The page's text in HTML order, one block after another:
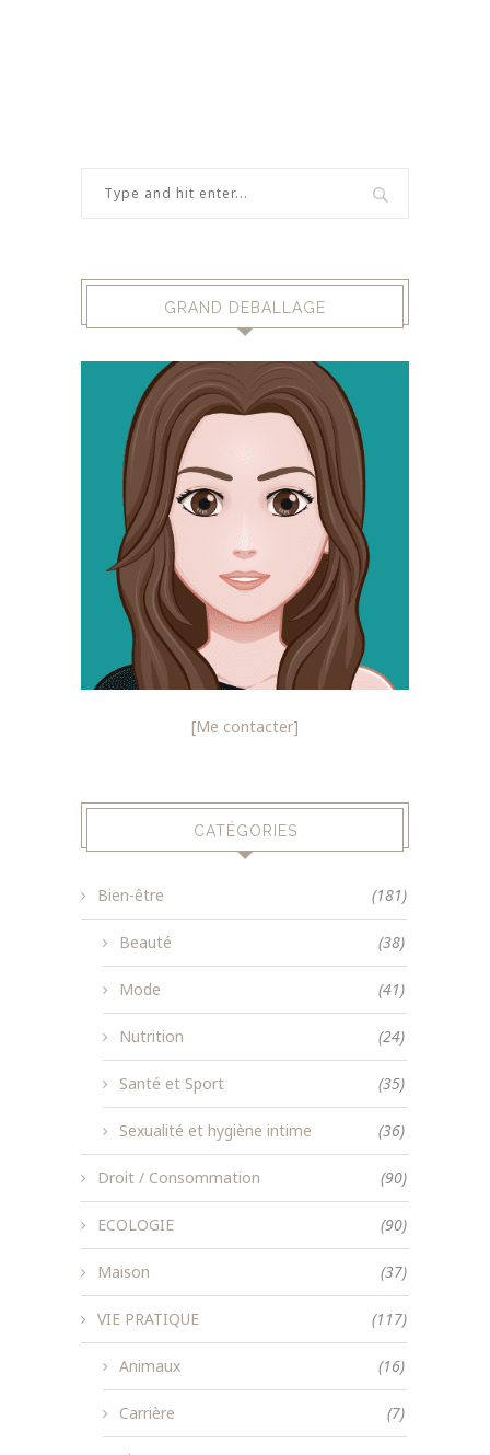
GRAND DEBALLAGE
[Me contacter]
CATÉGORIES
Bien-être (181)
Beauté (38)
Mode (41)
Nutrition (24)
Santé et Sport (35)
Sexualité et hygiène intime (36)
Droit / Consommation (90)
ECOLOGIE (90)
Maison (37)
VIE PRATIQUE (117)
Animaux (16)
Carrière (7)